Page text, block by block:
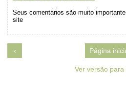
Seus comentários são muito
site
‹ Página
Ver versão para